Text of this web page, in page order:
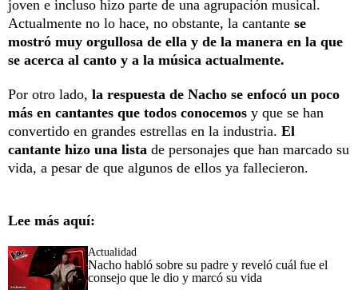
joven e incluso hizo parte de una agrupación musical.
Actualmente no lo hace, no obstante, la cantante se
mostró muy orgullosa de ella y de la manera en la que
se acerca al canto y a la música actualmente.
Por otro lado, la respuesta de Nacho se enfocó un poco
más en cantantes que todos conocemos y que se han
convertido en grandes estrellas en la industria. El
cantante hizo una lista de personajes que han marcado su
vida, a pesar de que algunos de ellos ya fallecieron.
Lee más aquí:
Actualidad
Nacho habló sobre su padre y reveló cuál fue el
consejo que le dio y marcó su vida